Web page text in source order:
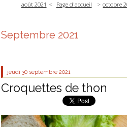
août 2021 Page d'accueil octobre
Septembre 2021
jeudi 30 septembre 2021
Croquettes de thon